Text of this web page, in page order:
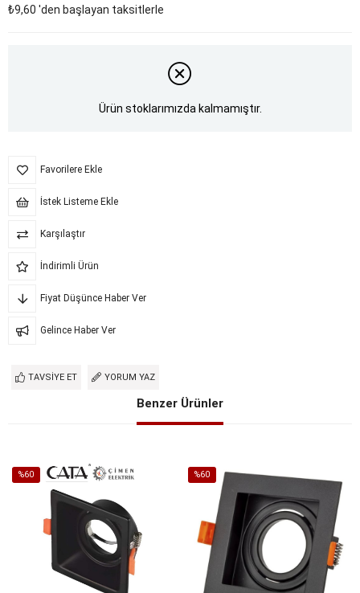
₺9,60 'den başlayan taksitlerle
Ürün stoklarımızda kalmamıştır.
Favorilere Ekle
İstek Listeme Ekle
Karşılaştır
İndirimli Ürün
Fiyat Düşünce Haber Ver
Gelince Haber Ver
TAVSIYE ET YORUM YAZ
Benzer Ürünler
%60
%60İndirim
%60
%60İndirim